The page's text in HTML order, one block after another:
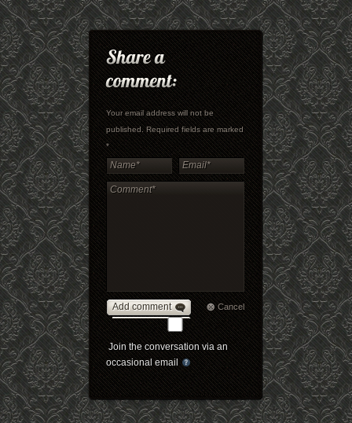
Your email address will not be
published. Required fields are marked
*
Add comment Cancel
Join the conversation via an
occasional email